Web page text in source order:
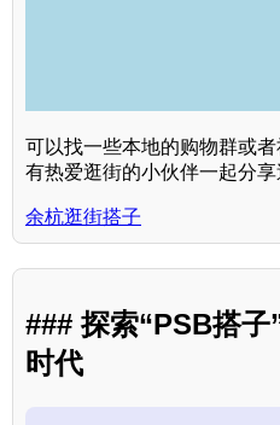
可以找一些本地的购物群或
有热爱逛街的小伙伴一起分
余杭逛街搭子
### 探索“PSB搭
时代